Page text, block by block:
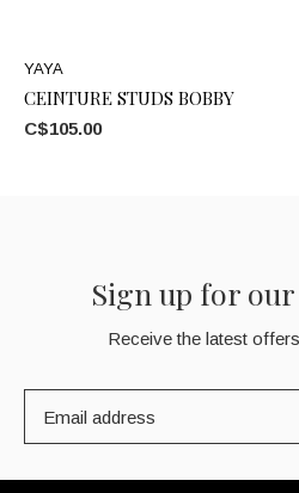
YAYA
CEINTURE STUDS BOBBY
C$105.00
Sign up for
Receive the latest